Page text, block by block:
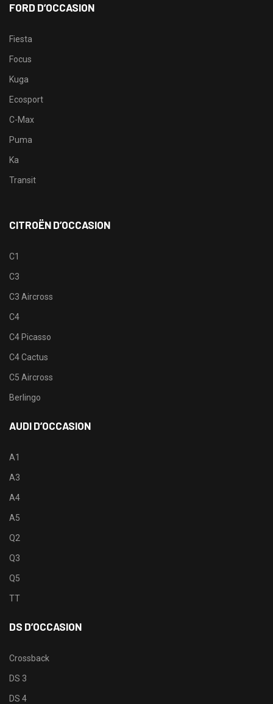
FORD D’OCCASION
Fiesta
Focus
Kuga
Ecosport
C-Max
Puma
Ka
Transit
CITROËN D’OCCASION
C1
C3
C3 Aircross
C4
C4 Picasso
C4 Cactus
C5 Aircross
Berlingo
AUDI D’OCCASION
A1
A3
A4
A5
Q2
Q3
Q5
TT
DS D’OCCASION
Crossback
DS 3
DS 4